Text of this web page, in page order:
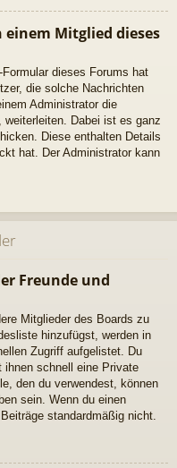
einem Mitglied dieses
dieses Forums hat
die solche Nachrichten
Administrator die
Dabei ist es ganz
Diese enthalten Details
hat. Der Administrator kann
Freunde und
Mitglieder des Boards zu
hinzufügst, werden in
Zugriff aufgelistet. Du
schnell eine Private
den du verwendest, können
sein. Wenn du einen
standardmäßig nicht.